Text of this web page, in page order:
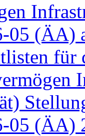
05 (ÄA)
für
05 (ÄA)